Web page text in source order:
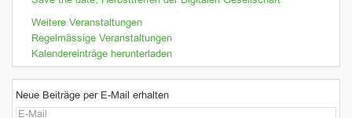
Weitere Veranstaltungen
Regelmässige Veranstaltungen
Kalendereinträge herunterladen
Neue Beiträge per E-Mail erhalten